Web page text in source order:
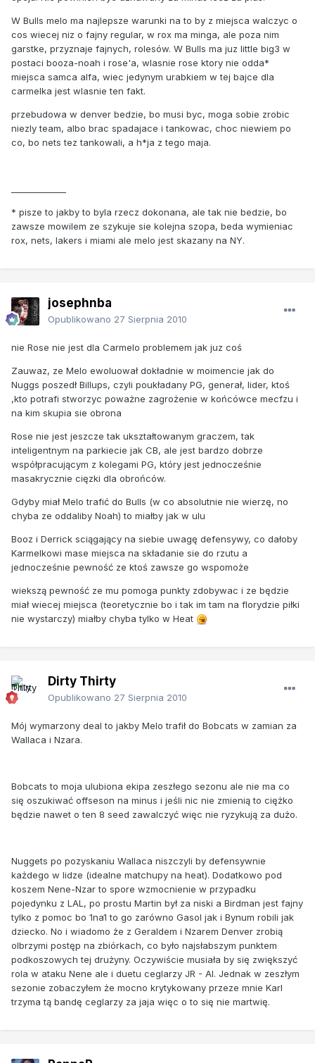
W Bulls melo ma najlepsze warunki na to by z miejsca walczyc o
cos wiecej niz o fajny regular, w rox ma minga, ale poza nim
garstke, przyznaje fajnych, rolesów. W Bulls ma juz little big3 w
postaci booza-noah i rose'a, wlasnie rose ktory nie odda*
miejsca samca alfa, wiec jedynym urabkiem w tej bajce dla
carmelka jest wlasnie ten fakt.
przebudowa w denver bedzie, bo musi byc, moga sobie zrobic
niezly team, albo brac spadajace i tankowac, choc niewiem po
co, bo nets tez tankowali, a h*ja z tego maja.
* pisze to jakby to byla rzecz dokonana, ale tak nie bedzie, bo
zawsze mowilem ze szykuje sie kolejna szopa, beda wymieniac
rox, nets, lakers i miami ale melo jest skazany na NY.
josephnba
Opublikowano 27 Sierpnia 2010
nie Rose nie jest dla Carmelo problemem jak juz coś
Zauwaz, ze Melo ewoluował dokładnie w moimencie jak do
Nuggs poszedł Billups, czyli poukładany PG, generał, lider, ktoś
,kto potrafi stworzyc poważne zagrożenie w końcówce mecfzu i
na kim skupia sie obrona
Rose nie jest jeszcze tak ukształtowanym graczem, tak
inteligentnym na parkiecie jak CB, ale jest bardzo dobrze
współpracującym z kolegami PG, który jest jednocześnie
masakrycznie cięzki dla obrońców.
Gdyby miał Melo trafić do Bulls (w co absolutnie nie wierzę, no
chyba ze oddaliby Noah) to miałby jak w ulu
Booz i Derrick sciągający na siebie uwagę defensywy, co dałoby
Karmelkowi mase miejsca na składanie sie do rzutu a
jednocześnie pewność ze ktoś zawsze go wspomoże
wiekszą pewność ze mu pomoga punkty zdobywac i ze będzie
miał wiecej miejsca (teoretycznie bo i tak im tam na florydzie piłki
nie wystarczy) miałby chyba tylko w Heat
Dirty Thirty
Opublikowano 27 Sierpnia 2010
Mój wymarzony deal to jakby Melo trafił do Bobcats w zamian za
Wallaca i Nzara.
Bobcats to moja ulubiona ekipa zeszłego sezonu ale nie ma co
się oszukiwać offseson na minus i jeśli nic nie zmienią to ciężko
będzie nawet o ten 8 seed zawalczyć więc nie ryzykują za dużo.
Nuggets po pozyskaniu Wallaca niszczyli by defensywnie
każdego w lidze (idealne matchupy na heat). Dodatkowo pod
koszem Nene-Nzar to spore wzmocnienie w przypadku
pojedynku z LAL, po prostu Martin był za niski a Birdman jest fajny
tylko z pomoc bo 1na1 to go zarówno Gasol jak i Bynum robili jak
dziecko. No i wiadomo że z Geraldem i Nzarem Denver zrobią
olbrzymi postęp na zbiórkach, co było najsłabszym punktem
podkoszowych tej drużyny. Oczywiście musiała by się zwiększyć
rola w ataku Nene ale i duetu ceglarzy JR - Al. Jednak w zeszłym
sezonie zobaczyłem że mocno krytykowany przeze mnie Karl
trzyma tą bandę ceglarzy za jaja więc o to się nie martwię.